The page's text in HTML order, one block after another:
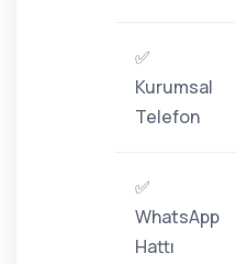
✅
Kurumsal
Telefon
✅
WhatsApp
Hattı